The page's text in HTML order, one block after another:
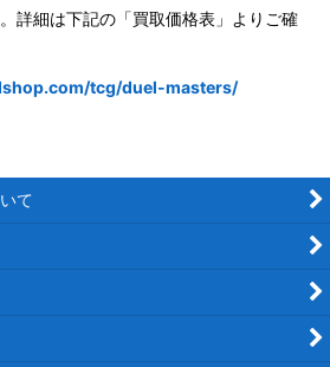
詳細は下記の「買取価格表」よりご確
tcg/duel-masters/
て